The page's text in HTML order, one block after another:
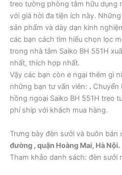
treo tường phòng tắm hữu dụng
với giá hời đa tiện ích này.
sản phẩm và dày dạn kinh
các bạn cách tìm hiểu chọn lọc
trong nhà tắm Saiko BH 551H
nhất, thích hợp nhất.
Vậy các bạn còn e ngại thêm gì
những bạn tư vấn viên: . Chuyển
hồng ngoại Saiko BH 551H treo
phí ship với khách mua hàng.
Trưng bày đèn sưởi và buôn bán
đường , quận Hoàng Mai, Hà Nội.
Tham khảo danh sách: đèn sưởi